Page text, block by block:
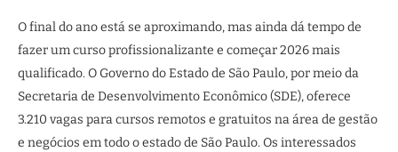
O final do ano está se aproximando, mas ainda dá tempo de
fazer um curso profissionalizante e começar 2026 mais
qualificado. O Governo do Estado de São Paulo, por meio da
Secretaria de Desenvolvimento Econômico (SDE), oferece
3.210 vagas para cursos remotos e gratuitos na área de gestão
e negócios em todo o estado de São Paulo. Os interessados